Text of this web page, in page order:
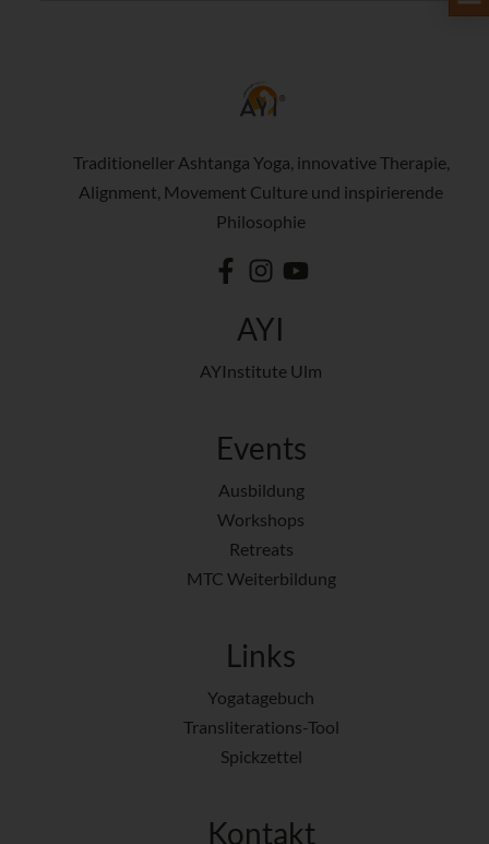
Traditioneller Ashtanga Yoga, innovative Therapie,
Alignment, Movement Culture und inspirierende
Philosophie
AYI
AYInstitute Ulm
Events
Ausbildung
Workshops
Retreats
MTC Weiterbildung
Links
Yogatagebuch
Transliterations-Tool
Spickzettel
Kontakt